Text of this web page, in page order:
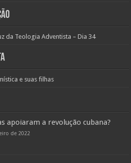
da Teologia Adventista – Dia 34
e suas filhas
apoiaram a revolução cubana?
de 2022